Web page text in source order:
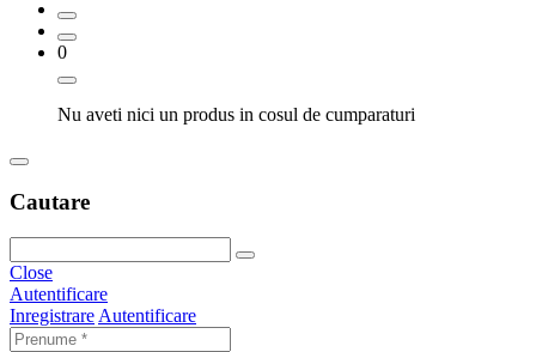
0
Nu aveti nici un produs in cosul de cumparaturi
Cautare
Close
Autentificare
InregistrareAutentificare